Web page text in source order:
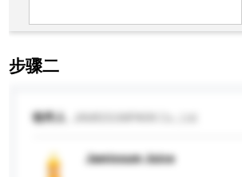
步骤二
收件人
Jamissum Juice